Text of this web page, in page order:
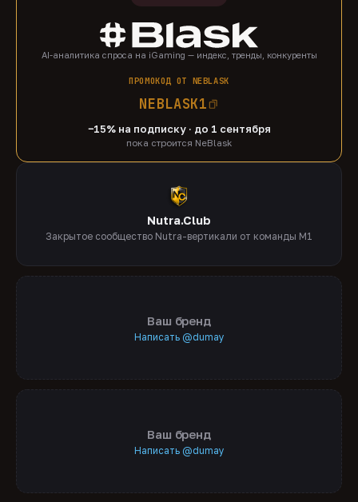
AI-аналитика спроса на iGaming — индекс, тренды, конкуренты
ПРОМОКОД ОТ NEBLASK
NEBLASK1
−15% на подписку · до 1 сентября
пока строится NeBlask
Nutra.Club
Закрытое сообщество Nutra-вертикали от команды M1
Ваш бренд
Написать @dumay
Ваш бренд
Написать @dumay